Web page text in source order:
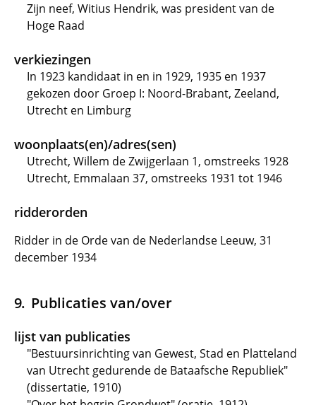
Zijn neef, Witius Hendrik, was president van de
Hoge Raad
verkiezingen
In 1923 kandidaat in en in 1929, 1935 en 1937
gekozen door Groep I: Noord-Brabant, Zeeland,
Utrecht en Limburg
woonplaats(en)/adres(sen)
Utrecht, Willem de Zwijgerlaan 1, omstreeks 1928
Utrecht, Emmalaan 37, omstreeks 1931 tot 1946
ridderorden
Ridder in de Orde van de Nederlandse Leeuw, 31
december 1934
Publicaties van/over
lijst van publicaties
"Bestuursinrichting van Gewest, Stad en Platteland
van Utrecht gedurende de Bataafsche Republiek"
(dissertatie, 1910)